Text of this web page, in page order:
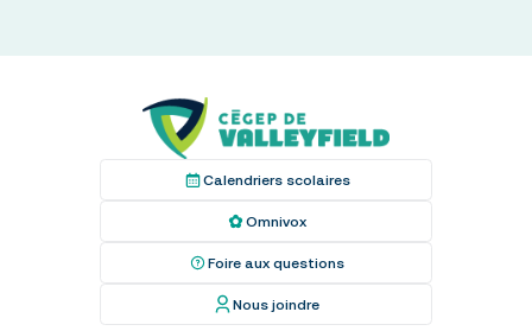
Calendriers scolaires
Omnivox
Foire aux questions
Nous joindre